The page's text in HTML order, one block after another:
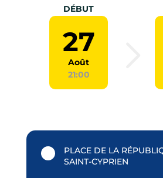
DÉBUT
27
Août
21:00
PLACE DE LA
SAINT-CYPRIEN